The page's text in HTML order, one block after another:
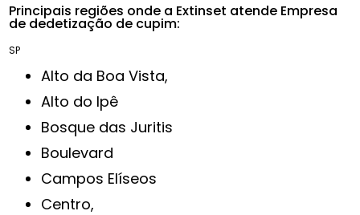
Principais regiões onde a Extinset atende Empresa
de dedetização de cupim:
SP
Alto da Boa Vista,
Alto do Ipê
Bosque das Juritis
Boulevard
Campos Elíseos
Centro,